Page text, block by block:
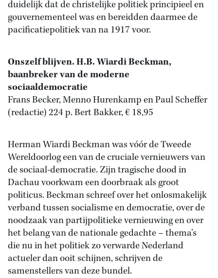
duidelijk dat de christelijke politiek principieel en
gouvernementeel was en bereidden daarmee de
pacificatiepolitiek van na 1917 voor.
Onszelf blijven. H.B. Wiardi Beckman,
baanbreker van de moderne
sociaaldemocratie
Frans Becker, Menno Hurenkamp en Paul Scheffer
(redactie) 224 p. Bert Bakker, € 18,95
Herman Wiardi Beckman was vóór de Tweede
Wereldoorlog een van de cruciale vernieuwers van
de sociaal-democratie. Zijn tragische dood in
Dachau voorkwam een doorbraak als groot
politicus. Beckman schreef over het onlosmakelijk
verband tussen socialisme en democratie, over de
noodzaak van partijpolitieke vernieuwing en over
het belang van de nationale gedachte – thema’s
die nu in het politiek zo verwarde Nederland
actueler dan ooit schijnen, schrijven de
samenstellers van deze bundel.